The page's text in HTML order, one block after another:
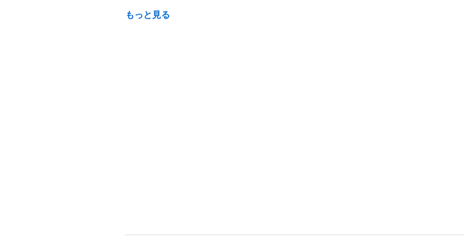
もっと見る